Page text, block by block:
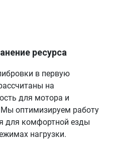
ресурса
в первую
на
для мотора и
оптимизируем работу
для комфортной езды
нагрузки.